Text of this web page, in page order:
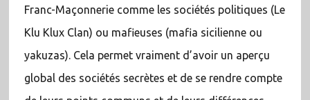
Franc-Maçonnerie comme les sociétés politiques (Le
Klu Klux Clan) ou mafieuses (mafia sicilienne ou
yakuzas). Cela permet vraiment d’avoir un aperçu
global des sociétés secrètes et de se rendre compte